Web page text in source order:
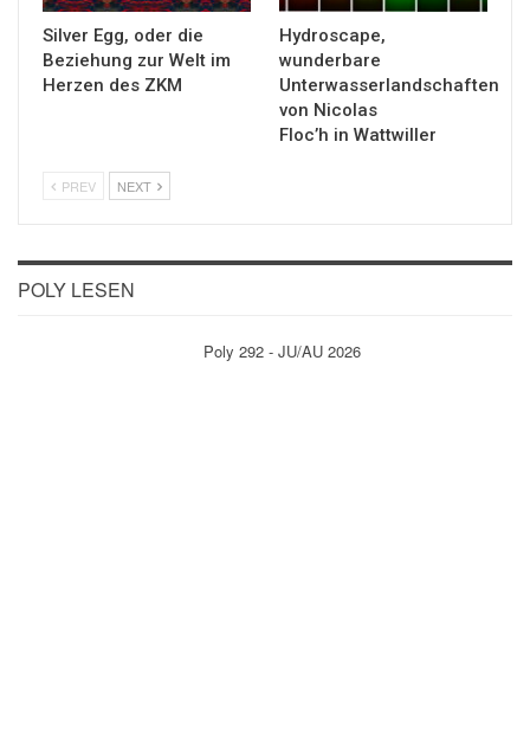
Silver Egg, oder die
Beziehung zur Welt im
Herzen des ZKM
Hydroscape,
wunderbare
Unterwasserlandschaften
von Nicolas
Floc’h in Wattwiller
PREV NEXT
POLY LESEN
Poly 292 - JU/AU 2026